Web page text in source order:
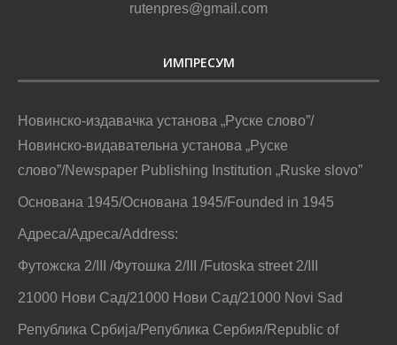
rutenpres@gmail.com
ИМПРЕСУМ
Новинско-издавачка установа „Руске слово”/
Новинско-видавательна установа „Руске
слово”/Newspaper Publishing Institution „Ruske slovo”
Основана 1945/Основана 1945/Founded in 1945
Адреса/Адреса/Address:
Футожска 2/III /Футошка 2/III /Futoska street 2/III
21000 Нови Сад/21000 Нови Сад/21000 Novi Sad
Република Србија/Република Сербия/Republic of